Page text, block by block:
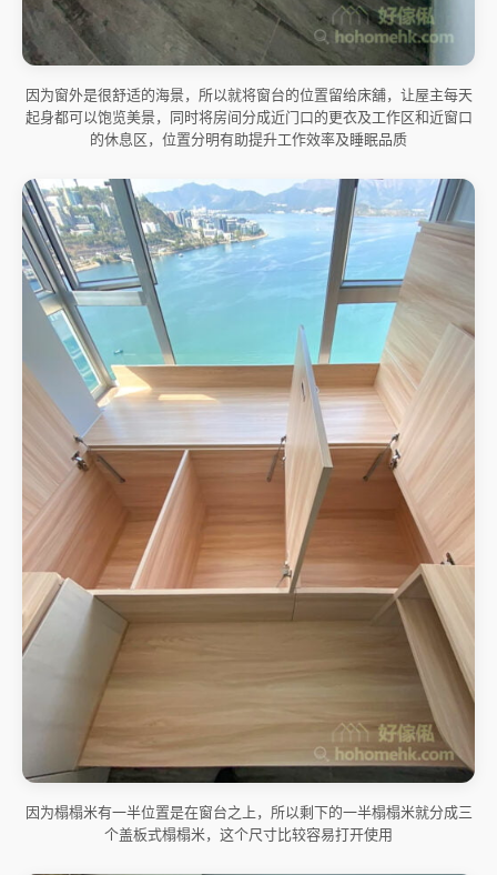
因为窗外是很舒适的海景，所以就将窗台的位置留给床舖，让屋主每天
起身都可以饱览美景，同时将房间分成近门口的更衣及工作区和近窗口
的休息区，位置分明有助提升工作效率及睡眠品质
因为榻榻米有一半位置是在窗台之上，所以剩下的一半榻榻米就分成三
个盖板式榻榻米，这个尺寸比较容易打开使用